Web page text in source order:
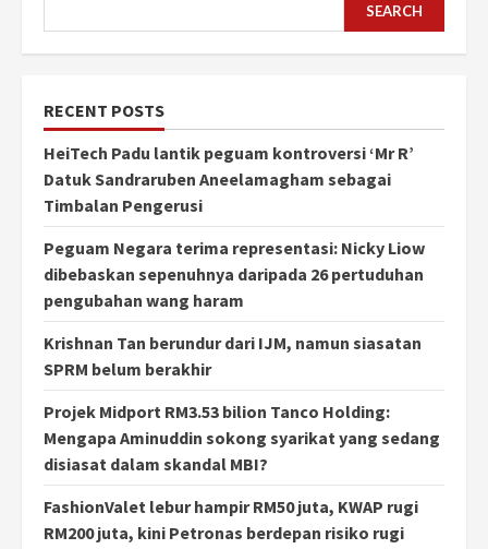
SEARCH
RECENT POSTS
HeiTech Padu lantik peguam kontroversi ‘Mr R’
Datuk Sandraruben Aneelamagham sebagai
Timbalan Pengerusi
Peguam Negara terima representasi: Nicky Liow
dibebaskan sepenuhnya daripada 26 pertuduhan
pengubahan wang haram
Krishnan Tan berundur dari IJM, namun siasatan
SPRM belum berakhir
Projek Midport RM3.53 bilion Tanco Holding:
Mengapa Aminuddin sokong syarikat yang sedang
disiasat dalam skandal MBI?
FashionValet lebur hampir RM50 juta, KWAP rugi
RM200 juta, kini Petronas berdepan risiko rugi